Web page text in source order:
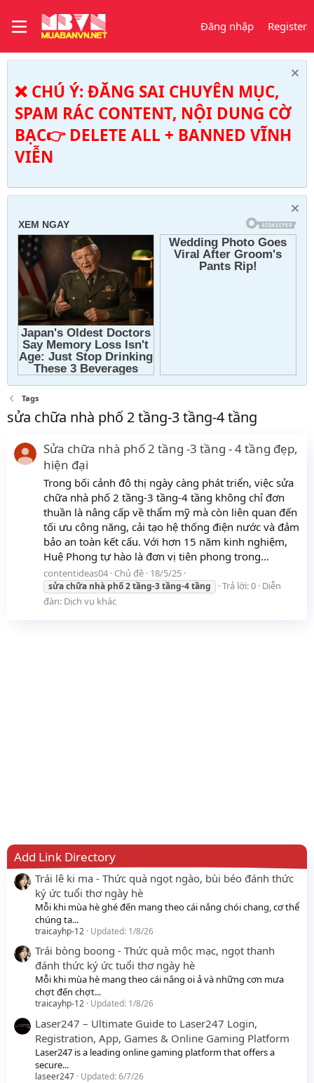
Đăng nhập Register
❌ CHÚ Ý: ĐĂNG SAI CHUYÊN MỤC,
SPAM RÁC CONTENT, NỘI DUNG CỜ
BẠC👉 DELETE ALL + BANNED VĨNH
VIỄN
Tags
sửa chữa nhà phố 2 tầng-3 tầng-4 tầng
Sửa chữa nhà phố 2 tầng -3 tầng - 4 tầng đẹp,
hiện đại
Trong bối cảnh đô thị ngày càng phát triển, việc sửa
chữa nhà phố 2 tầng-3 tầng-4 tầng không chỉ đơn
thuần là nâng cấp về thẩm mỹ mà còn liên quan đến
tối ưu công năng, cải tạo hệ thống điện nước và đảm
bảo an toàn kết cấu. Với hơn 15 năm kinh nghiệm,
Huệ Phong tự hào là đơn vị tiên phong trong...
contentideas04 Chủ đề 18/5/25
sửachữa nhà phố2tầng-3tầng-4tầng Trả lời: 0 Diễn
đàn: Dịch vụ khác
Add Link Directory
Trái lê ki ma - Thức quà ngọt ngào, bùi béo đánh thức
ký ức tuổi thơ ngày hè
Mỗi khi mùa hè ghé đến mang theo cái nắng chói chang, cơ thể
chúng ta...
traicayhp-12 Updated: 1/8/26
Trái bòng boong - Thức quà mộc mạc, ngọt thanh
đánh thức ký ức tuổi thơ ngày hè
Mỗi khi mùa hè mang theo cái nắng oi ả và những cơn mưa
chợt đến chợt...
traicayhp-12 Updated: 1/8/26
Laser247 – Ultimate Guide to Laser247 Login,
Registration, App, Games & Online Gaming Platform
Laser247 is a leading online gaming platform that offers a
secure...
laseer247 Updated:6/7/26